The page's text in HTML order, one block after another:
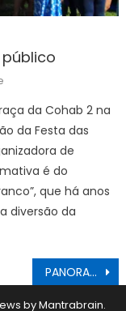
da Cohab 2 na
da Festa das
de
é do
que há anos
diversão da
PANORAMA 30/09
byMantrabrain.